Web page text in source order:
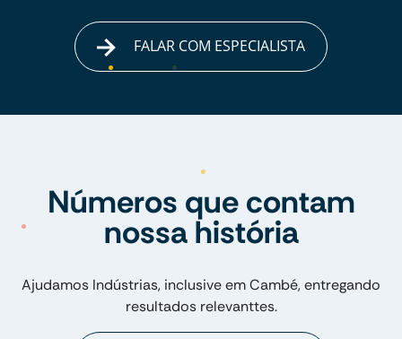
FALAR COM ESPECIALISTA
Números que contam
nossa história
Ajudamos Indústrias, inclusive em Cambé, entregando
resultados relevanttes.